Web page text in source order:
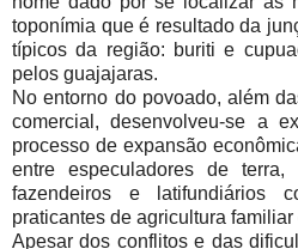
toponímia que é resultado da
típicos da região: buriti e
pelos guajajaras.
No entorno do povoado, além
comercial, desenvolveu-se a
processo de expansão
entre especuladores de terra,
fazendeiros e latifundiários
praticantes de agricultura
Apesar dos conflitos e das